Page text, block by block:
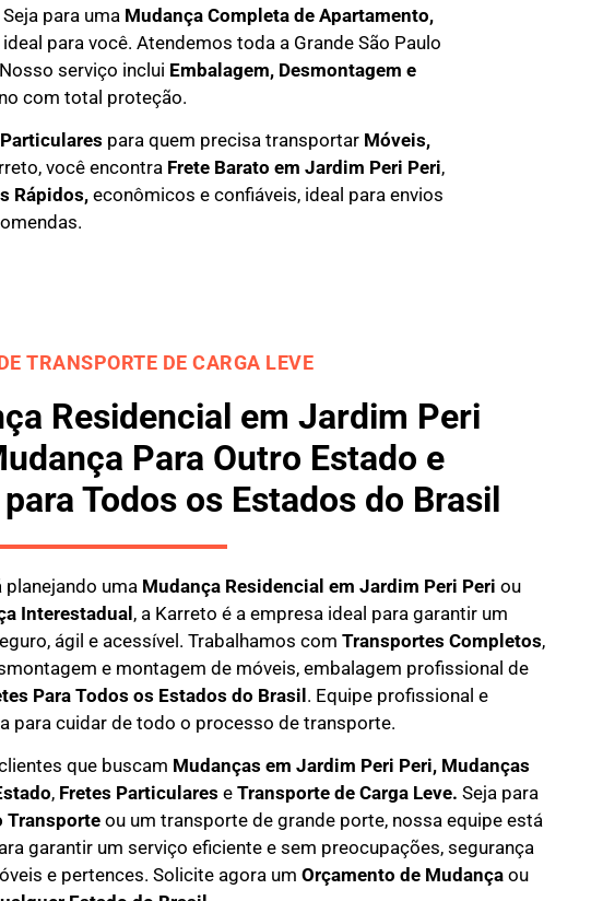
para uma Mudança Completa de Apartamento,
para você. Atendemos toda a Grande São Paulo
serviço inclui Embalagem, Desmontagem e
com total proteção.
para quem precisa transportar Móveis,
você encontra Frete Barato em Jardim Peri Peri,
Rápidos,econômicos e confiáveis, ideal para envios
TRANSPORTE DE CARGA LEVE
Residencial em Jardim Peri
Para Outro Estado e
Todos os Estados do Brasil
planejando uma Mudança Residencial em Jardim Peri Peri ou
Interestadual, a Karreto é a empresa ideal para garantir um
ágil e acessível. Trabalhamos com Transportes Completos,
e montagem de móveis, embalagem profissional de
Para Todos os Estados do Brasil. Equipe profissional e
para cuidar de todo o processo de transporte.
que buscam Mudanças em Jardim Peri Peri, Mudanças
,Fretes Particulares e Transportede Carga Leve. Seja para
Transporteou um transporte de grande porte, nossa equipe está
garantir um serviço eficiente e sem preocupações, segurança
e pertences. Solicite agora um Orçamento de Mudançaou